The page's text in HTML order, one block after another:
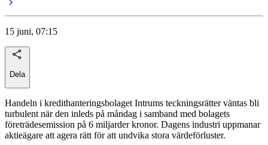
15 juni, 07:15
Dela
Handeln i kredithanteringsbolaget Intrums teckningsrätter väntas bli
turbulent när den inleds på måndag i samband med bolagets
företrädesemission på 6 miljarder kronor. Dagens industri uppmanar
aktieägare att agera rätt för att undvika stora värdeförluster.